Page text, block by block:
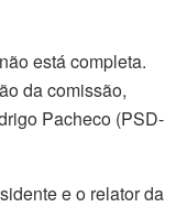
está completa.
da comissão,
Pacheco (PSD-
e o relator da